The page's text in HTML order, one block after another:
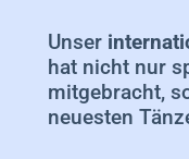
Unser
hat nicht nur
mitgebracht,
neuesten